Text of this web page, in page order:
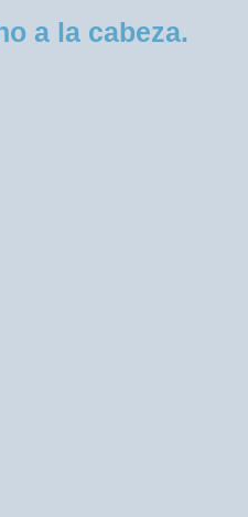
a la cabeza.